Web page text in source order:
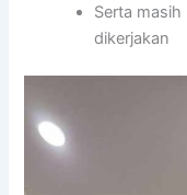
Serta
dikerjakan